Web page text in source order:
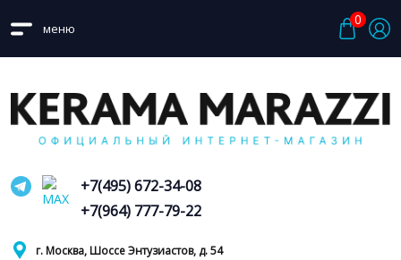
меню
0
г. Москва, Шоссе Энтузиастов, д. 54
+7(495) 672-34-08
+7(964) 777-79-22